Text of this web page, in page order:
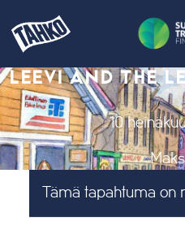
LEEVI AND THE
10
Tämä tapahtuma on